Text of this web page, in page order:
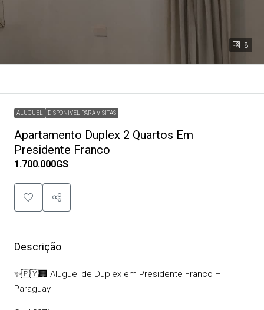
8
ALUGUEL DISPONIVEL PARA VISITAS
Apartamento Duplex 2 Quartos Em
Presidente Franco
1.700.000GS
Descrição
✨🇵🇾🏢 Aluguel de Duplex em Presidente Franco –
Paraguay